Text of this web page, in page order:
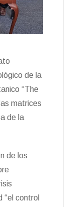
de la
“The
matrices
de la
de los
“el control